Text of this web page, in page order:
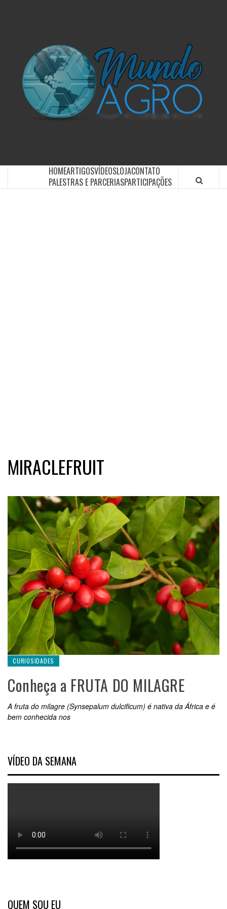
HOMEARTIGOSVÍDEOSLOJACONTATO
PALESTRAS E PARCERIASPARTICIPAÇÕES
MIRACLEFRUIT
CURIOSIDADES
Conheça a FRUTA DO MILAGRE
A fruta do milagre (Synsepalum dulcificum) é nativa da África e é
bem conhecida nos
VÍDEO DA SEMANA
QUEM SOU EU